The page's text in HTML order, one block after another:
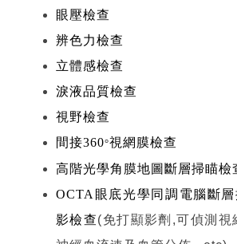
眼壓檢查
辨色力檢查
立體感檢查
淚液品質檢查
視野檢查
間接360°視網膜檢查
高階光學角膜地圖斷層掃瞄檢
OCTA眼底光學同調電腦斷
影檢查(免打顯影劑,可偵測視